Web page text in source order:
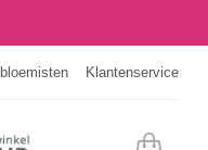
Klantenservice